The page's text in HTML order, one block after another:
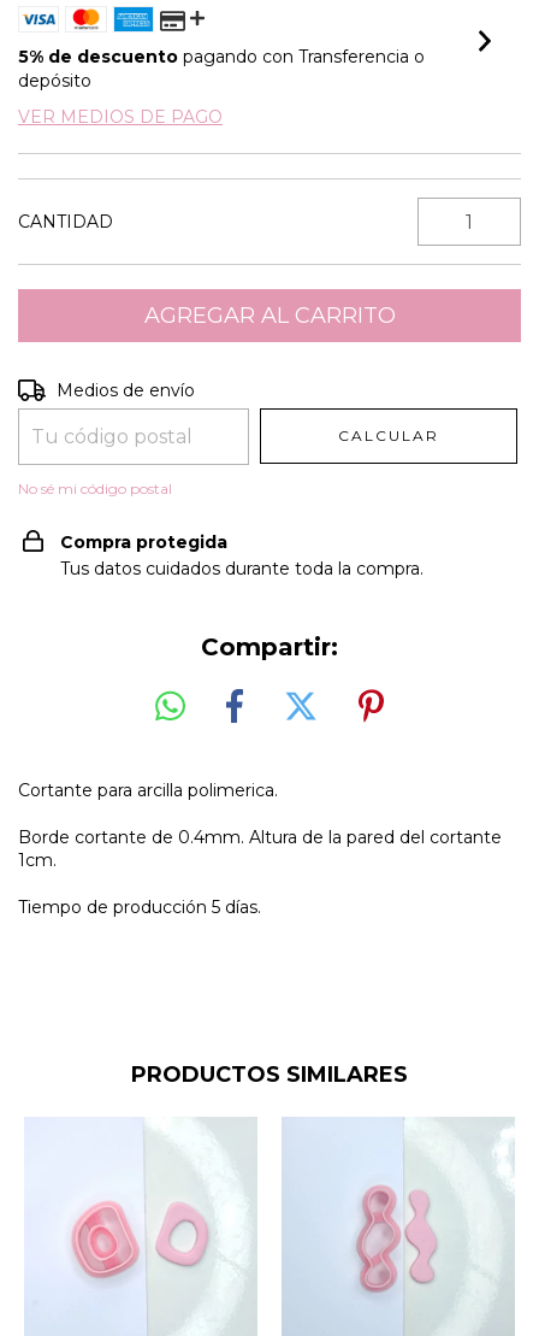
5% de descuento pagando con Transferencia o
depósito
VER MEDIOS DE PAGO
CANTIDAD
Entregas para el CP:
Medios de envío
CALCULAR
No sé mi código postal
Compra protegida
Tus datos cuidados durante toda la compra.
Compartir:
Cortante para arcilla polimerica.
Borde cortante de 0.4mm. Altura de la pared del cortante
1cm.
Tiempo de producción 5 días.
PRODUCTOS SIMILARES